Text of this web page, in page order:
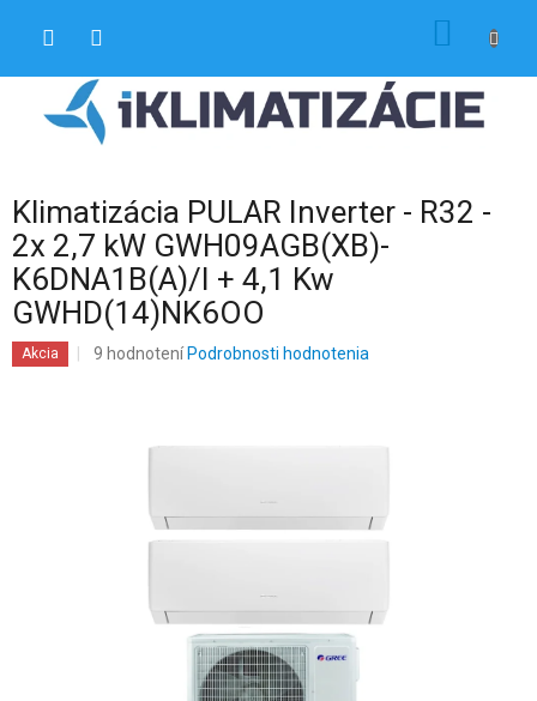
Klimatizácia PULAR Inverter - R32 -
2x 2,7 kW GWH09AGB(XB)-
K6DNA1B(A)/I + 4,1 Kw
GWHD(14)NK6OO
Akcia
Priemerné
hviezdičiek.
9 hodnotení Podrobnosti hodnotenia